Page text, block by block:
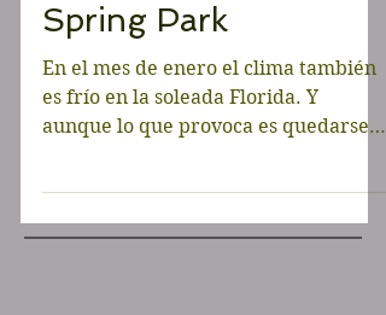
paseando por Blue
Spring Park
En el mes de enero el clima también
es frío en la soleada Florida. Y